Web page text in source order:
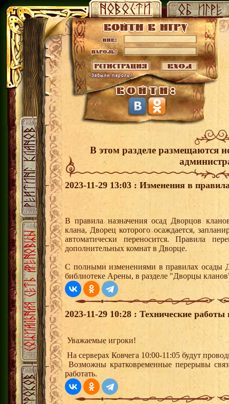
В этом разделе размещаются
2023-11-29 13:03 : Изменения в
В правила назначения осад Дворцов
клана, Дворец которого осаждается,
автоматически переносится. Правила
дополнительных комнат в Дворце.
С полными изменениями в правилах осады
библиотеке Арены, в разделе "Дворцы
2023-11-29 10:28 : Технические
Уважаемые игроки!
На серверах Ковчега 10:00-11:05 будут
Возможны кратковременные перерывы
работать.